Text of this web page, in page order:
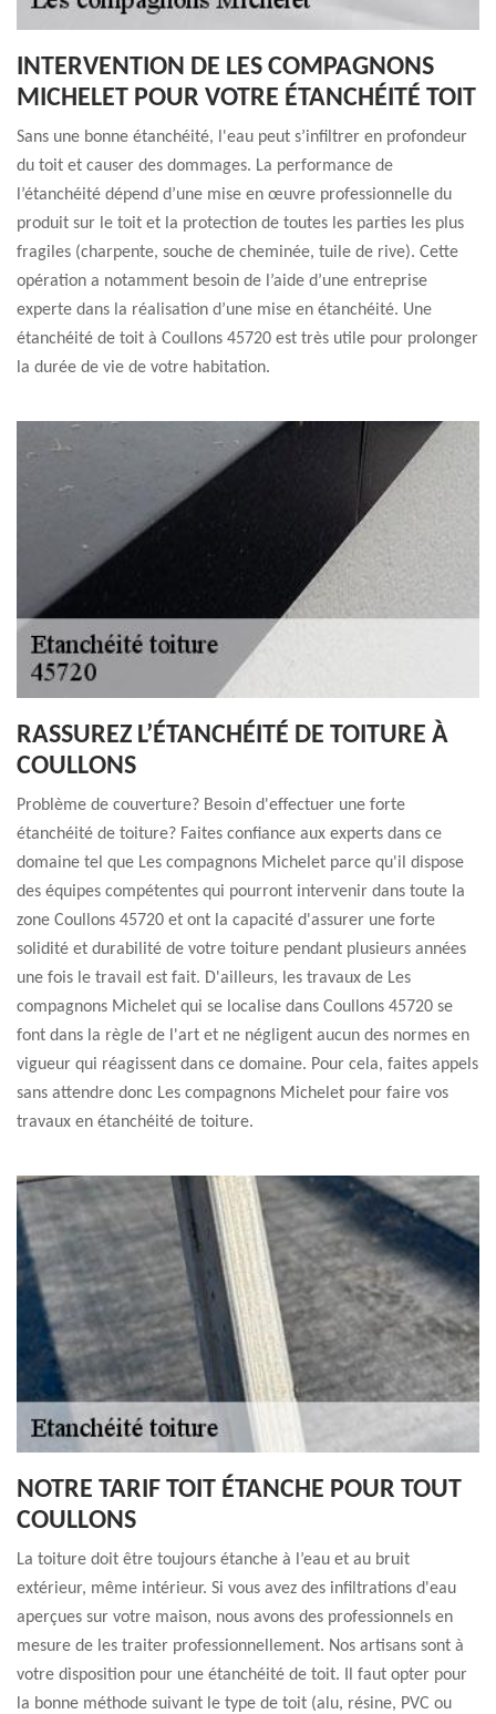
INTERVENTION DE LES COMPAGNONS
MICHELET POUR VOTRE ÉTANCHÉITÉ TOIT
Sans une bonne étanchéité, l'eau peut s’infiltrer en profondeur
du toit et causer des dommages. La performance de
l’étanchéité dépend d’une mise en œuvre professionnelle du
produit sur le toit et la protection de toutes les parties les plus
fragiles (charpente, souche de cheminée, tuile de rive). Cette
opération a notamment besoin de l’aide d’une entreprise
experte dans la réalisation d’une mise en étanchéité. Une
étanchéité de toit à Coullons 45720 est très utile pour prolonger
la durée de vie de votre habitation.
RASSUREZ L’ÉTANCHÉITÉ DE TOITURE À
COULLONS
Problème de couverture? Besoin d'effectuer une forte
étanchéité de toiture? Faites confiance aux experts dans ce
domaine tel que Les compagnons Michelet parce qu'il dispose
des équipes compétentes qui pourront intervenir dans toute la
zone Coullons 45720 et ont la capacité d'assurer une forte
solidité et durabilité de votre toiture pendant plusieurs années
une fois le travail est fait. D'ailleurs, les travaux de Les
compagnons Michelet qui se localise dans Coullons 45720 se
font dans la règle de l'art et ne négligent aucun des normes en
vigueur qui réagissent dans ce domaine. Pour cela, faites appels
sans attendre donc Les compagnons Michelet pour faire vos
travaux en étanchéité de toiture.
NOTRE TARIF TOIT ÉTANCHE POUR TOUT
COULLONS
La toiture doit être toujours étanche à l’eau et au bruit
extérieur, même intérieur. Si vous avez des infiltrations d'eau
aperçues sur votre maison, nous avons des professionnels en
mesure de les traiter professionnellement. Nos artisans sont à
votre disposition pour une étanchéité de toit. Il faut opter pour
la bonne méthode suivant le type de toit (alu, résine, PVC ou